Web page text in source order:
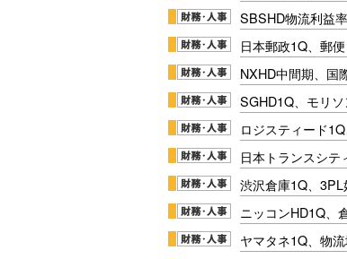
SBSHD物流利益
日本郵政1Q、郵
NXHD中間期、国
SGHD1Q、モリ
ロジスティード
日本トランスシテ
渋沢倉庫1Q、
ニッコンHD1Q、
ヤマタネ1Q、物